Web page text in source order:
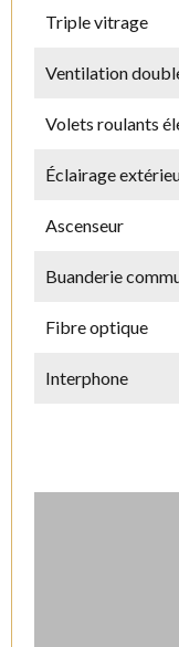
Triple vitrage
Ventilation
Volets roulants
Éclairage
Ascenseur
Buanderie
Fibre optique
Interphone